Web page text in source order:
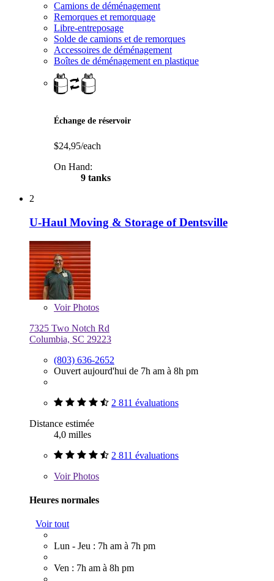
Camions de déménagement
Remorques et remorquage
Libre-entreposage
Solde de camions et de remorques
Accessoires de déménagement
Boîtes de déménagement en plastique
Échange de réservoir
$24,95/each
On Hand:
9 tanks
2
U-Haul Moving & Storage of Dentsville
VoirPhotos
7325 Two Notch Rd
Columbia, SC 29223
(803) 636-2652
Ouvert aujourd'hui de 7h am à 8h pm
2 811 évaluations
Distance estimée
4,0 milles
2 811 évaluations
VoirPhotos
Heures normales
Voir tout
Lun - Jeu : 7h am à 7h pm
Ven : 7h am à 8h pm